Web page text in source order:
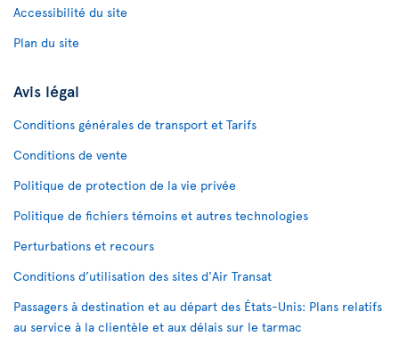
Accessibilité du site
Plan du site
Avis légal
Conditions générales de transport et Tarifs
Conditions de vente
Politique de protection de la vie privée
Politique de fichiers témoins et autres technologies
Perturbations et recours
Conditions d’utilisation des sites d'Air Transat
Passagers à destination et au départ des États-Unis: Plans relatifs
au service à la clientèle et aux délais sur le tarmac